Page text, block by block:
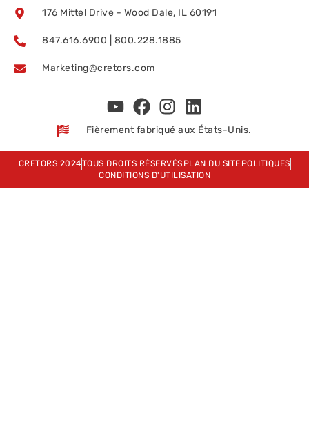
176 Mittel Drive - Wood Dale, IL 60191
847.616.6900 | 800.228.1885
Marketing@cretors.com
Fièrement fabriqué aux États-Unis.
CRETORS 2024TOUS DROITS RÉSERVÉS PLAN DU SITE POLITIQUES
CONDITIONS D'UTILISATION